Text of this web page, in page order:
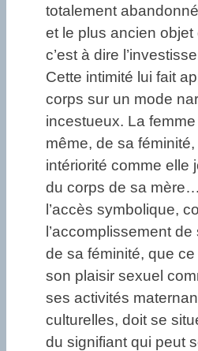
totalement
et le plus ancien
c’est à dire
Cette intimité lui fait
corps sur un mode
incestueux. La femme
même, de sa
intériorité comme elle
du corps de sa
l’accès symbolique,
l’accomplissement
de sa féminité, que
son plaisir sexuel
ses activités
culturelles, doit se
du signifiant qui peut